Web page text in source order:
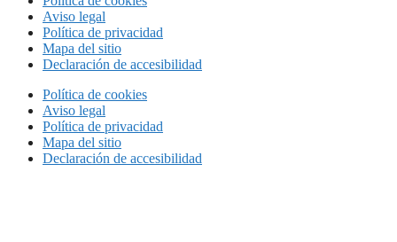
Aviso legal
Política de privacidad
Mapa del sitio
Declaración de accesibilidad
Política de cookies
Aviso legal
Política de privacidad
Mapa del sitio
Declaración de accesibilidad